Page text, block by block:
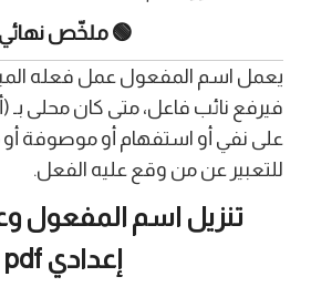
🟢 ملخّص
يعمل اسم المفعول عمل فعله
فيرفع نائب فاعل، متى كان محلى بـ
على نفي أو استفهام أو موصوفة
للتعبير عن من وقع عليه الفعل.
تنزيل اسم المفعول
إعدادي pdf